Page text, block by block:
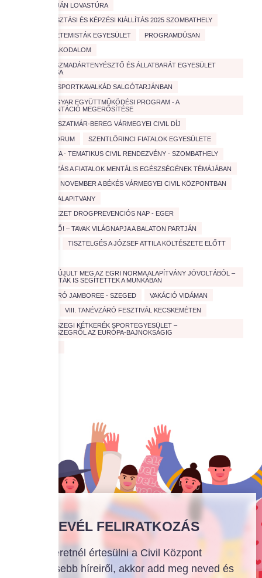
ŐSEINK ÚTJÁN LOVASTÚRA
PÁLYAVÁLASZTÁSI ÉS KÉPZÉSI KIÁLLÍTÁS 2025 SZOMBATHELY
PÉCSI EGYETEMISTÁK EGYESÜLET PROGRAMDÚSAN
SÁRKÖZI LAKODALOM
SAVARIA DÍSZMADÁRTENYÉSZTŐ ÉS ÁLLATBARÁT EGYESÜLET
BEMUTATÁSA
SPORTKAVALKÁD SALGÓTARJÁNBAN
SVÁJCI-MAGYAR EGYÜTTMŰKÖDÉSI PROGRAM - A
PÁLYAORIENTÁCIÓ MEGERŐSÍTÉSE
SZABOLCS-SZATMÁR-BEREG VÁRMEGYEI CIVIL DÍJ
SZAKMAI FORUM SZENTLŐRINCI FIATALOK EGYESÜLETE
SZOCIOSÉTA - TEMATIKUS CIVIL RENDEZVÉNY - SZOMBATHELY
TANÁCSKOZÁS A FIATALOK MENTÁLIS EGÉSZSÉGÉNEK TÉMÁJÁBAN
TARTALMAS NOVEMBER A BÉKÉS VÁRMEGYEI CIVIL KÖZPONTBAN
TESZ VESZ ALAPITVANY
TISZTA ÉLVEZET DROGPREVENCIÓS NAP - EGER
TISZTA JÖVŐ! – TAVAK VILÁGNAPJA A BALATON PARTJÁN
TISZTELGÉS A JÓZSEF ATTILA KÖLTÉSZETE ELŐTT
ÚJABB PAD ÚJULT MEG AZ EGRI NORMA ALAPÍTVÁNY JÓVOLTÁBÓL –
EGYETEMISTÁK IS SEGÍTETTEK A MUNKÁBAN
V. TANÉVZÁRÓ JAMBOREE - SZEGED VAKÁCIÓ VIDÁMAN
VIII. TANÉVZÁRÓ FESZTIVÁL KECSKEMÉTEN
ZALAEGERSZEGI KÉTKERÉK SPORTEGYESÜLET –
ZALAEGERSZEGRŐL AZ EURÓPA-BAJNOKSÁGIG
HÍRLEVÉL FELIRATKOZÁS
Ha szeretnél értesülni a Civil Központ
legfrissebb híreiről, akkor add meg neved és